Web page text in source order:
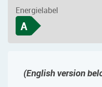
Energielabel
A
(English version